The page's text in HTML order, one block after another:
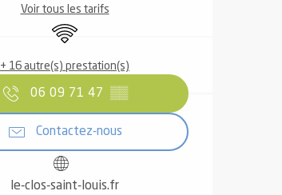
Voir tous les tarifs
WiFi
+ 16 autre(s) prestation(s)
06 09 71 47 ▒▒
Contactez-nous
le-clos-saint-louis.fr